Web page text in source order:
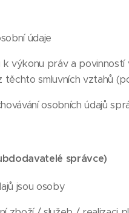
údaje
výkonu práv a povinností
těchto smluvních vztahů
osobních údajů
správce)
jsou osoby